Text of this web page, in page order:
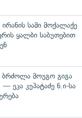
სამი მოქალაქე
ყალბი საბუთებით
მოუგო გიგა
ეკა კუპატაძე ნ.ი-სა